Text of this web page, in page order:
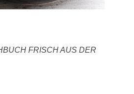
FRISCH AUS DER